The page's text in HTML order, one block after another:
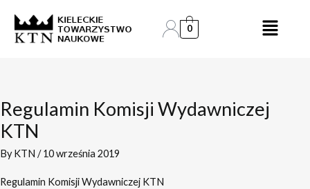
content
0
Regulamin Komisji Wydawniczej
KTN
ByKTN /10 września 2019
Regulamin Komisji Wydawniczej KTN